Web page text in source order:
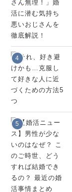
4
5